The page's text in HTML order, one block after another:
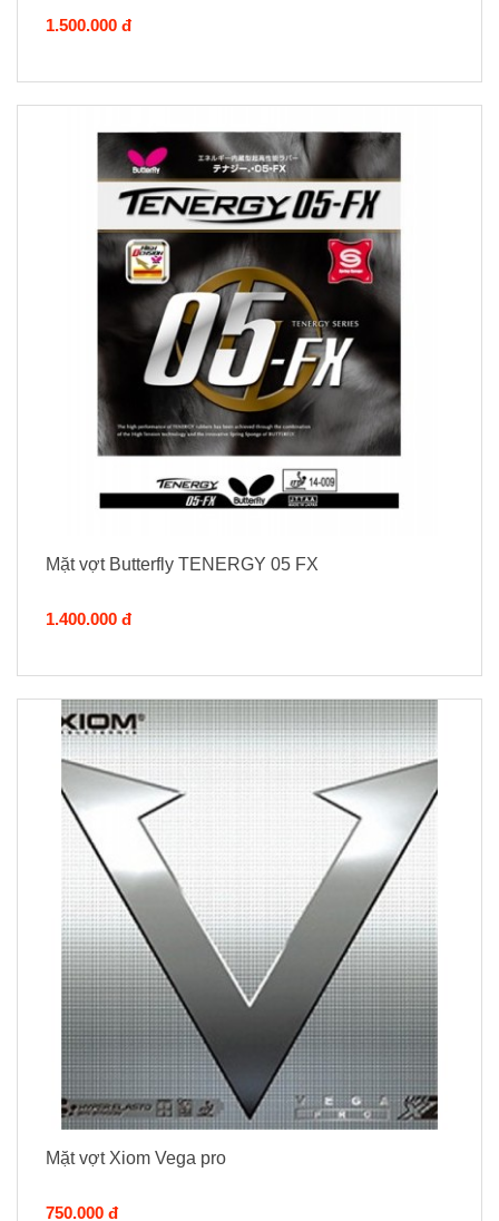
1.500.000 đ
Mặt vợt Butterfly TENERGY 05 FX
1.400.000 đ
Mặt vợt Xiom Vega pro
750.000 đ